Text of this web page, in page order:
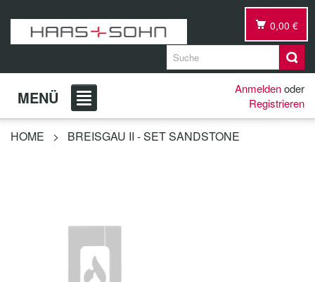
0,00 €
MENÜ Anmeldenoder
Registrieren
HOME > BREISGAU II - SET SANDSTONE